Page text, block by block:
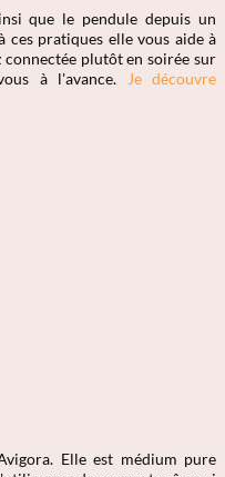
que le pendule depuis un
ces pratiques elle vous aide à
plutôt en soirée sur
à l'avance.
Je découvre
Elle est médium pure